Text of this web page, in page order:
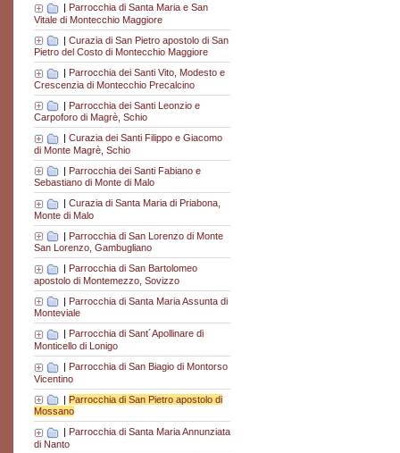
| Parrocchia di Santa Maria e San
Vitale di Montecchio Maggiore
| Curazia di San Pietro apostolo di San
Pietro del Costo di Montecchio Maggiore
| Parrocchia dei Santi Vito, Modesto e
Crescenzia di Montecchio Precalcino
| Parrocchia dei Santi Leonzio e
Carpoforo di Magrè, Schio
| Curazia dei Santi Filippo e Giacomo
di Monte Magrè, Schio
| Parrocchia dei Santi Fabiano e
Sebastiano di Monte di Malo
Curazia di Santa Maria di Priabona,
Monte di Malo
| Parrocchia di San Lorenzo di Monte
San Lorenzo, Gambugliano
Parrocchia di San Bartolomeo
apostolo di Montemezzo, Sovizzo
| Parrocchia di Santa Maria Assunta di
Monteviale
Parrocchia di Sant´Apollinare di
Monticello di Lonigo
| Parrocchia di San Biagio di Montorso
Vicentino
| Parrocchia di San Pietro apostolo di
Mossano
| Parrocchia di Santa Maria Annunziata
di Nanto